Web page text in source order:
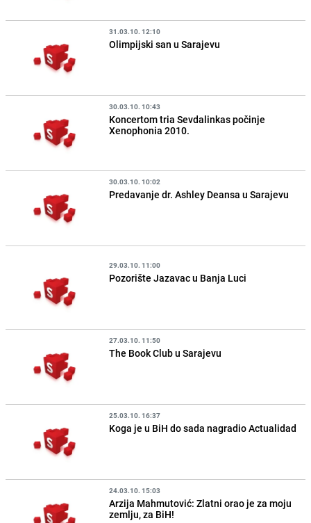
31.03.10. 12:10
Olimpijski san u Sarajevu
30.03.10. 10:43
Koncertom tria Sevdalinkas počinje
Xenophonia 2010.
30.03.10. 10:02
Predavanje dr. Ashley Deansa u Sarajevu
29.03.10. 11:00
Pozorište Jazavac u Banja Luci
27.03.10. 11:50
The Book Club u Sarajevu
25.03.10. 16:37
Koga je u BiH do sada nagradio Actualidad
24.03.10. 15:03
Arzija Mahmutović: Zlatni orao je za moju
zemlju, za BiH!